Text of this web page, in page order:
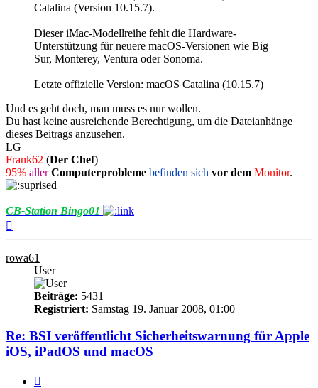
Catalina (Version 10.15.7).
Dieser iMac-Modellreihe fehlt die Hardware-
Unterstützung für neuere macOS-Versionen wie Big
Sur, Monterey, Ventura oder Sonoma.
Letzte offizielle Version: macOS Catalina (10.15.7)
Und es geht doch, man muss es nur wollen.
Du hast keine ausreichende Berechtigung, um die Dateianhänge
dieses Beitrags anzusehen.
LG
Frank62 (Der Chef)
95% aller Computerprobleme befinden sich vor dem Monitor.
CB-Station Bingo01
rowa61
User
Beiträge: 5431
Registriert: Samstag 19. Januar 2008, 01:00
Re: BSI veröffentlicht Sicherheitswarnung für Apple
iOS, iPadOS und macOS